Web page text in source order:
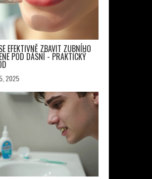
EFEKTIVNĚ ZBAVIT ZUBNÍHO
POD DÁSNÍ - PRAKTICKÝ
2025